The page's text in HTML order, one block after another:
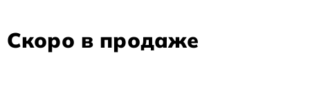
Скоро в продаже